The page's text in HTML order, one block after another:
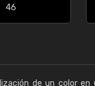
46
de un color